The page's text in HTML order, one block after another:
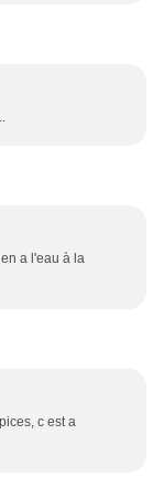
a l'eau à la
c est a